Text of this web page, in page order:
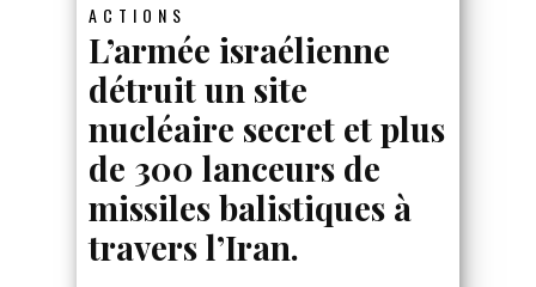
ACTIONS
L’armée israélienne
détruit un site
nucléaire secret et plus
de 300 lanceurs de
missiles balistiques à
travers l’Iran.